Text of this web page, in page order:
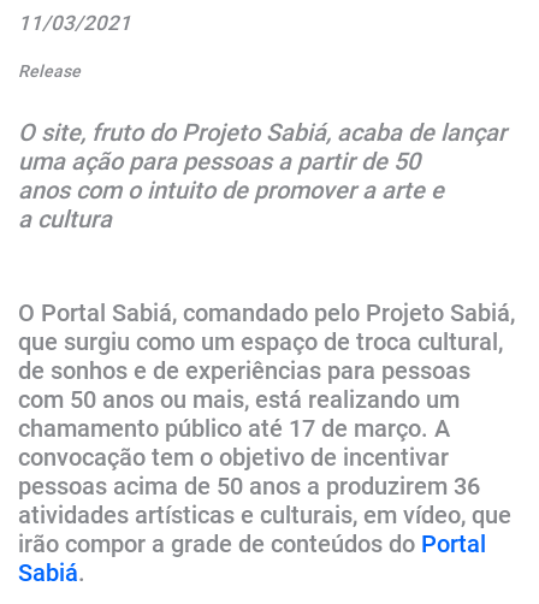
11/03/2021
Release
O site, fruto do Projeto Sabiá, acaba de lançar
uma ação para pessoas a partir de 50
anos com o intuito de promover a arte e ​
a cultura
O Portal Sabiá, comandado pelo Projeto Sabiá,
que surgiu como um espaço de troca cultural,
de sonhos e de experiências para pessoas
com 50 anos ou mais, está realizando um
chamamento público até 17 de março. A
convocação tem o objetivo de incentivar
pessoas acima de 50 anos a produzirem 36
atividades artísticas e culturais, em vídeo, que
irão compor a grade de conteúdos do Portal
Sabiá.